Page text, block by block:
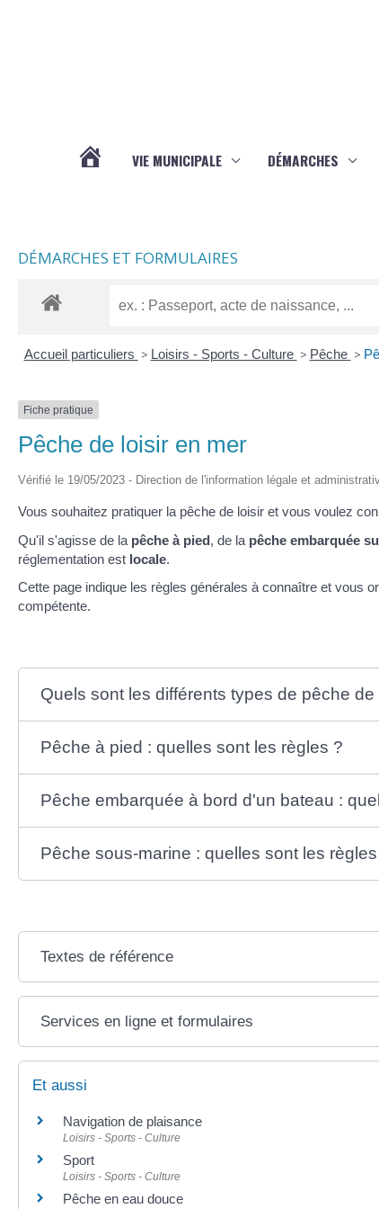
VIE MUNICIPALE DÉMARCHES
DÉMARCHES ET FORMULAIRES
Accueil particuliers > Loisirs - Sports - Culture > Pêche >
Fiche pratique
Pêche de loisir en mer
Vérifié le 19/05/2023 - Direction de l'information légale et
Vous souhaitez pratiquer la pêche de loisir et vous voulez
Qu'il s'agisse de la pêche à pied, de la pêche embarquée
réglementation est locale.
Cette page indique les règles générales à connaître et vous
compétente.
Quels sont les différents types de pêche de
Pêche à pied : quelles sont les règles ?
Pêche embarquée à bord d'un bateau :
Pêche sous-marine : quelles sont les
Textes de référence
Services en ligne et formulaires
Et aussi
Navigation de plaisance
Loisirs - Sports - Culture
Sport
Loisirs - Sports - Culture
Pêche en eau douce